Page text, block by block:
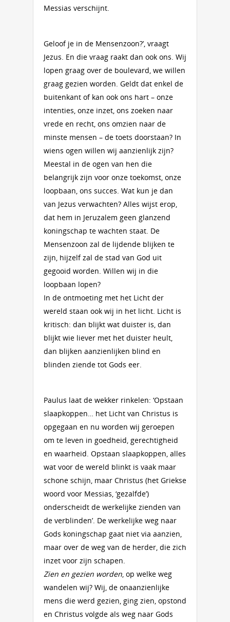
Messias verschijnt.
Geloof je in de Mensenzoon?’, vraagt
Jezus. En die vraag raakt dan ook ons. Wij
lopen graag over de boulevard, we willen
graag gezien worden. Geldt dat enkel de
buitenkant of kan ook ons hart – onze
intenties, onze inzet, ons zoeken naar
vrede en recht, ons omzien naar de
minste mensen – de toets doorstaan? In
wiens ogen willen wij aanzienlijk zijn?
Meestal in de ogen van hen die
belangrijk zijn voor onze toekomst, onze
loopbaan, ons succes. Wat kun je dan
van Jezus verwachten? Alles wijst erop,
dat hem in Jeruzalem geen glanzend
koningschap te wachten staat. De
Mensenzoon zal de lijdende blijken te
zijn, hijzelf zal de stad van God uit
gegooid worden. Willen wij in die
loopbaan lopen?
In de ontmoeting met het Licht der
wereld staan ook wij in het licht. Licht is
kritisch: dan blijkt wat duister is, dan
blijkt wie liever met het duister heult,
dan blijken aanzienlijken blind en
blinden ziende tot Gods eer.
Paulus laat de wekker rinkelen: ‘Opstaan
slaapkoppen… het Licht van Christus is
opgegaan en nu worden wij geroepen
om te leven in goedheid, gerechtigheid
en waarheid. Opstaan slaapkoppen, alles
wat voor de wereld blinkt is vaak maar
schone schijn, maar Christus (het Griekse
woord voor Messias, ‘gezalfde’)
onderscheidt de werkelijke zienden van
de verblinden’. De werkelijke weg naar
Gods koningschap gaat niet via aanzien,
maar over de weg van de herder, die zich
inzet voor zijn schapen.
Zien en gezien worden, op welke weg
wandelen wij? Wij, de onaanzienlijke
mens die werd gezien, ging zien, opstond
en Christus volgde als weg naar Gods